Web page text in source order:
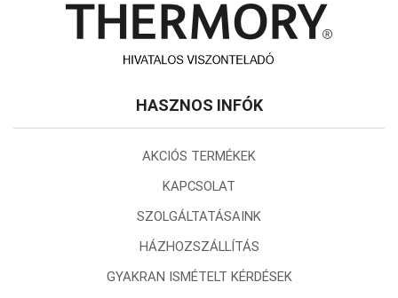
HASZNOS INFÓK
AKCIÓS TERMÉKEK
KAPCSOLAT
SZOLGÁLTATÁSAINK
HÁZHOZSZÁLLÍTÁS
GYAKRAN ISMÉTELT KÉRDÉSEK